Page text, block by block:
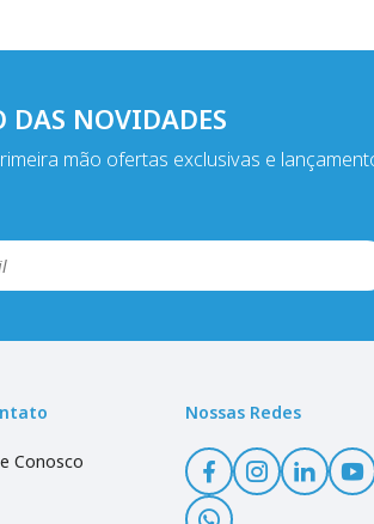
DAS NOVIDADES
mão ofertas exclusivas e
Conosco
Nossas Redes